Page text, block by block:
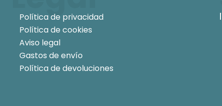
Política de privacidad
Política de cookies
Aviso legal
Gastos de envío
Política de devoluciones